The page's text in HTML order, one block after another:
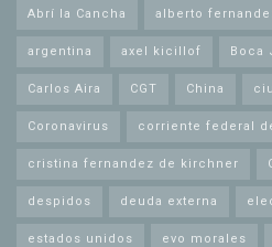
Abrí la Cancha alberto
argentina axel kicillof Boca
Carlos Aira CGT China
Coronavirus corriente federal
cristina fernandez de kirchner
despidos deuda externa
estados unidos evo morales